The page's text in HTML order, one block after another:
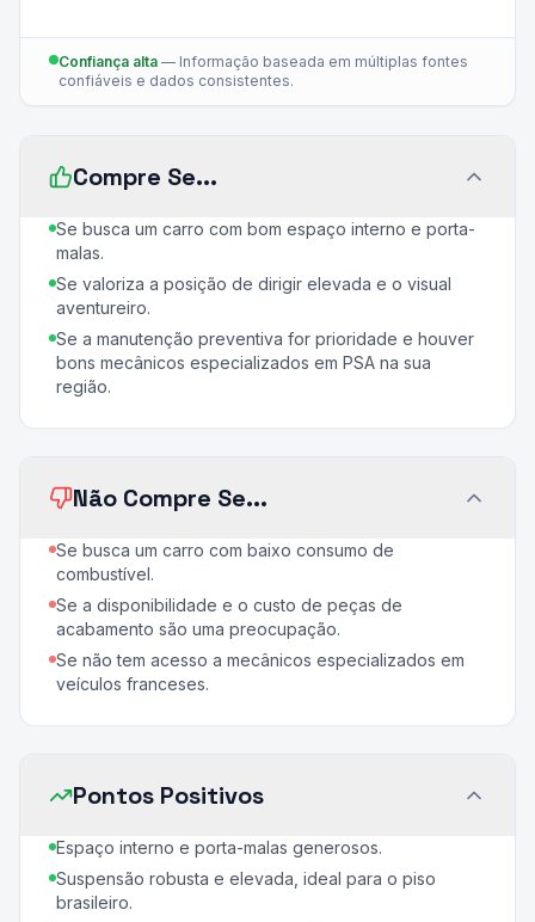
Confiança alta — Informação baseada em múltiplas fontes
confiáveis e dados consistentes.
Compre Se...
Se busca um carro com bom espaço interno e porta-
malas.
Se valoriza a posição de dirigir elevada e o visual
aventureiro.
Se a manutenção preventiva for prioridade e houver
bons mecânicos especializados em PSA na sua
região.
Não Compre Se...
Se busca um carro com baixo consumo de
combustível.
Se a disponibilidade e o custo de peças de
acabamento são uma preocupação.
Se não tem acesso a mecânicos especializados em
veículos franceses.
Pontos Positivos
Espaço interno e porta-malas generosos.
Suspensão robusta e elevada, ideal para o piso
brasileiro.